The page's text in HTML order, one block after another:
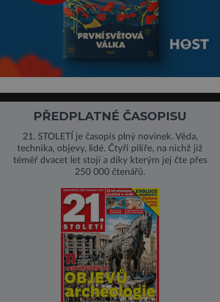
PŘEDPLATNÉ ČASOPISU
21. STOLETÍ je časopis plný novinek. Věda,
technika, objevy, lidé. Čtyři pilíře, na nichž již
téměř dvacet let stojí a díky kterým jej čte přes
250 000 čtenářů.